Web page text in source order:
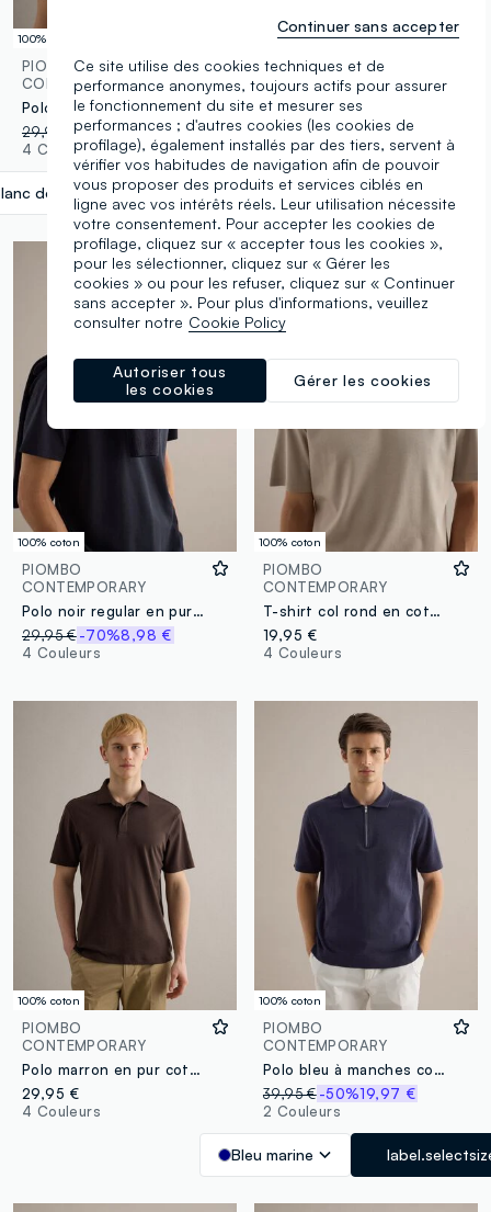
100% coton
PIOMBO
CONTEMPORARY
Polo blanc en pur coton mercerisé, coupe regular
29,95 €-70%8,98 €
4 Couleurs
doux label.selectsize
100% coton
PIOMBO
CONTEMPORARY
29,95 €
4 Couleurs
100% coton
PIOMBO
CONTEMPORARY
Polo noir regular en pur coton mercerisé
29,95 €-70%8,98 €
4 Couleurs
100% coton
PIOMBO
CONTEMPORARY
T-shirt col rond en coton beige coupe regular fit
19,95 €
4 Couleurs
100% coton
PIOMBO
CONTEMPORARY
Polo marron en pur coton mercerisé, coupe regular
29,95 €
4 Couleurs
100% coton
PIOMBO
CONTEMPORARY
Polo bleu à manches courtes en pur coton, coupe régulière avec zip
39,95 € -50%19,97 €
2 Couleurs
Bleu marine
Ce site utilise des cookies techniques et de
performance anonymes, toujours actifs pour assurer
le fonctionnement du site et mesurer ses
performances ; d'autres cookies (les cookies de
profilage), également installés par des tiers, servent à
vérifier vos habitudes de navigation afin de pouvoir
vous proposer des produits et services ciblés en
ligne avec vos intérêts réels. Leur utilisation nécessite
votre consentement. Pour accepter les cookies de
profilage, cliquez sur « accepter tous les cookies »,
pour les sélectionner, cliquez sur « Gérer les
cookies » ou pour les refuser, cliquez sur « Continuer
sans accepter ». Pour plus d'informations, veuillez
consulter notre Cookie Policy
Gérer les cookies
Autoriser tous
les cookies
Continuer sans accepter